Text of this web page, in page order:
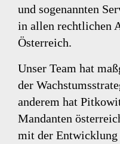
und sogenannten
in allen rechtlichen
Österreich.
Unser Team hat
der
anderem hat
Mandanten
mit der Entwicklung